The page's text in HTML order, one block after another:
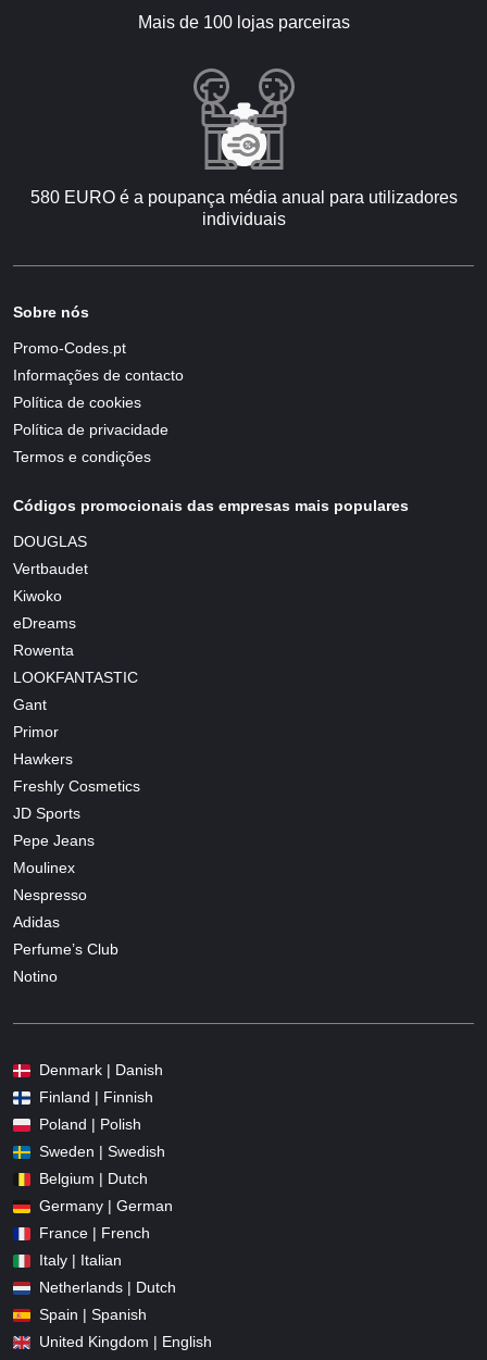
Mais de 100 lojas parceiras
580 EURO é a poupança média anual para utilizadores
individuais
Sobre nós
Promo-Codes.pt
Informações de contacto
Política de cookies
Política de privacidade
Termos e condições
Códigos promocionais das empresas mais populares
DOUGLAS
Vertbaudet
Kiwoko
eDreams
Rowenta
LOOKFANTASTIC
Gant
Primor
Hawkers
Freshly Cosmetics
JD Sports
Pepe Jeans
Moulinex
Nespresso
Adidas
Perfume’s Club
Notino
Denmark | Danish
Finland | Finnish
Poland | Polish
Sweden | Swedish
Belgium | Dutch
Germany | German
France | French
Italy | Italian
Netherlands | Dutch
Spain | Spanish
United Kingdom | English